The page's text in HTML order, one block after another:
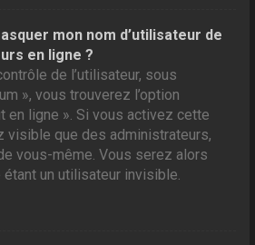
mon nom d’utilisateur de
en ligne ?
de l’utilisateur, sous
», vous trouverez l’option
en ligne ». Si vous activez cette
visible que des administrateurs,
vous-même. Vous serez alors
un utilisateur invisible.